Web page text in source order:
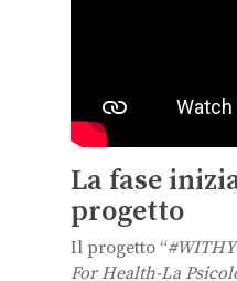
La fase
progetto
Il progetto “
For Health-La